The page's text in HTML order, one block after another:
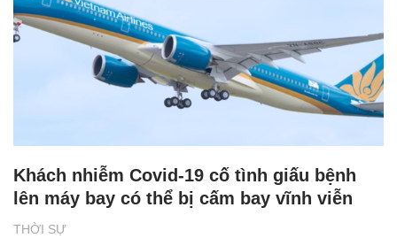
THỜI SỰ
Khách nhiễm Covid-19 cố tình giấu bệnh
lên máy bay có thể bị cấm bay vĩnh viễn